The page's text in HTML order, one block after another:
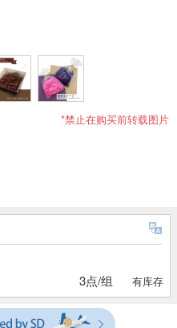
*禁止在购买前转载图片
3点/组 有库存